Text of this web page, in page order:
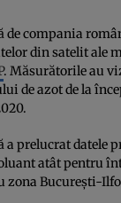
de compania
din satelit ale
. Măsurătorile au
de azot de la
a prelucrat datele
atât pentru
zona București-